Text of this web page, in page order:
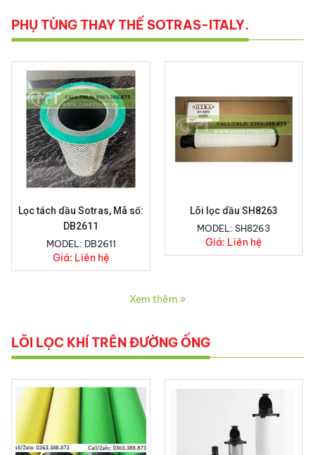
PHỤ TÙNG THAY THẾ SOTRAS-ITALY.
Lọc tách dầu Sotras, Mã số:
DB2611
MODEL: DB2611
Giá: Liên hệ
Lõi lọc dầu SH8263
MODEL: SH8263
Giá: Liên hệ
Xem thêm
LÕI LỌC KHÍ TRÊN ĐƯỜNG ỐNG